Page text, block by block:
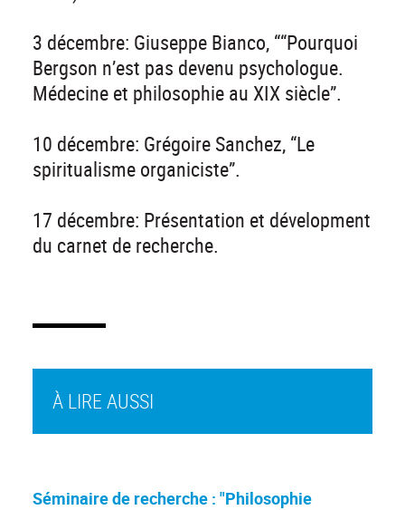
3 décembre: Giuseppe Bianco, ““Pourquoi
Bergson n’est pas devenu psychologue.
Médecine et philosophie au XIX siècle”.
10 décembre: Grégoire Sanchez, “Le
spiritualisme organiciste”.
17 décembre: Présentation et dévelopment
du carnet de recherche.
À LIRE AUSSI
Séminaire de recherche : "Philosophie